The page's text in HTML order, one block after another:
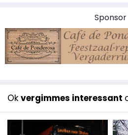
Sponsor
Ok vergimmes interessant